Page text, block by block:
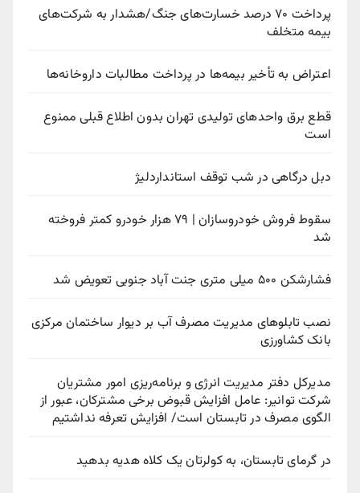
پرداخت ۷۰ درصد خسارت‌های جنگ/هشدار به شرکت‌های
بیمه متخلف
اعتراض به تأخیر بیمه‌ها در پرداخت مطالبات داروخانه‌ها
قطع برق واحدهای تولیدی تهران بدون اطلاع قبلی ممنوع
است
دبل درگاهی در شب توقف استانداردلیژ
سقوط فروش خودروسازان | ۷۹ هزار خودرو کمتر فروخته
شد
فشارشکن ۵۰۰ میلی متری جنت آباد جنوبی تعویض شد
نصب تابلوهای مدیریت مصرف آب بر دیوار ساختمان مرکزی
بانک کشاورزی
مدیرکل دفتر مدیریت انرژی و برنامه‌ریزی امور مشتریان
شرکت توانیر: عامل افزایش قبوض برخی مشترکان، عبور از
الگوی مصرف در تابستان است/ افزایش تعرفه نداشتیم
در گرمای تابستان، به کولرتان یک کلاه هدیه بدهید